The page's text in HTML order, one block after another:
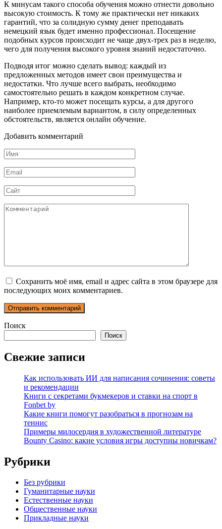
К минусам такого способа обучения можно отнести довольно
высокую стоимость. К тому же практически нет никаких
гарантий, что за солидную сумму денег преподавать
немецкий язык будет именно профессионал. Посещение
подобных курсов происходит не чаще двух-трех раз в неделю,
чего для получения высокого уровня знаний недостаточно.
Подводя итог можно сделать вывод: каждый из
предложенных методов имеет свои преимущества и
недостатки. Что лучше всего выбрать, необходимо
самостоятельно решать в каждом конкретном случае.
Например, кто-то может посещать курсы, а для другого
наиболее приемлемым вариантом, в силу определенных
обстоятельств, является онлайн обучение.
Добавить комментарий
Имя
*
Email
*
Сайт
Комментарий
Сохранить моё имя, email и адрес сайта в этом браузере для
последующих моих комментариев.
Поиск
Поиск
Свежие записи
Как использовать ИИ для написания сочинения: советы
и рекомендации
Книги с секретами букмекеров и ставки на спорт в
Fonbet by
Какие книги помогут разобраться в прогнозам на
теннис
Примеры милосердия в художественной литературе
Bounty Casino: какие условия игры доступны новичкам?
Рубрики
Без рубрики
Гуманитарные науки
Естественные науки
Общественные науки
Прикладные науки